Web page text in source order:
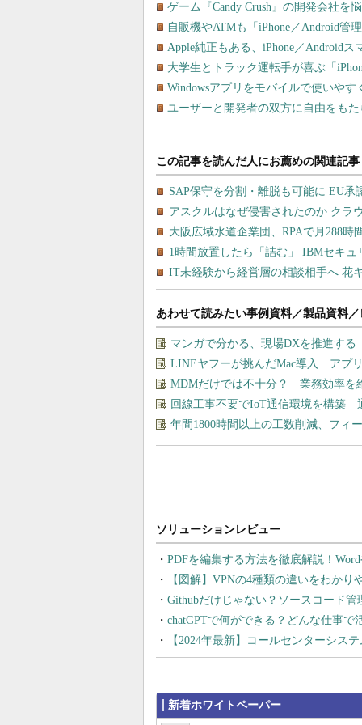
ゲーム『Candy Crush』の開発会社を
自販機やATMも「iPhone／Android管
Apple純正もある、iPhone／Android
大学生とトラック運転手が喜ぶ「
Windowsアプリをモバイルで使いやす
ユーザーと開発者の双方に自由をも
あわせて読みたい事例資料／製品資料
マンガで分かる、現場DXを推進す
LINEヤフーが挑んだMac導入 アプ
MDMだけでは不十分？ 業務効率を
回線工事不要でIoT通信環境を構築
年間1800時間以上の工数削減、フィ
PDFを編集する方法を徹底解説！
【図解】VPNの4種類の違いをわか
Githubだけじゃない？ソースコード
chatGPTで何ができる？どんな仕事で
【2024年最新】コールセンターシス
新着ホワイトペーパー